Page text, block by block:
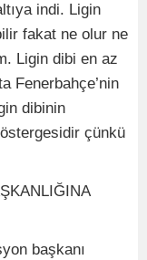
indi. Ligin
fakat ne olur ne
Ligin dibi en az
Fenerbahçe’nin
dibinin
çünkü
başkanı